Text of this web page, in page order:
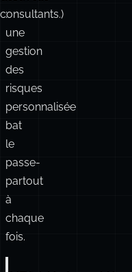
consultants.)
:
une
gestion
des
risques
personnalisée
bat
le
passe-
partout
à
chaque
fois.